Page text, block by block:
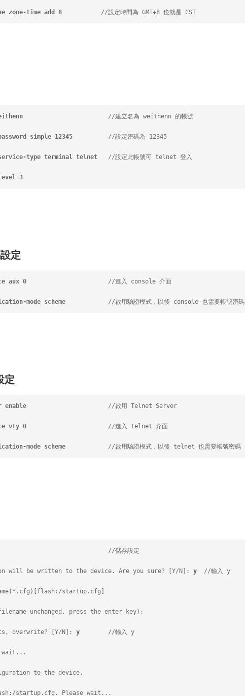
zone-time add 8 //設定時間為 GMT+8 也就是 CST
//建立名為 weithenn 的帳號
simple 12345 //設定密碼為 12345
type terminal telnet //設定此帳號可 telnet 登入
3
定
aux 0 //進入 console 介面
mode scheme //啟用驗證模式，以後 console 也需要帳號密碼
定
enable //啟用 Telnet Server
vty 0 //進入 telnet 介面
mode scheme //啟用驗證模式，以後 telnet 也需要帳號密碼
存設定
will be written to the device. Are you sure? [Y/N]: y //輸入 y
startup.cfg]
unchanged, press the enter key):
overwrite? [Y/N]: y //輸入 y
wait...
to the device.
startup.cfg. Please wait...